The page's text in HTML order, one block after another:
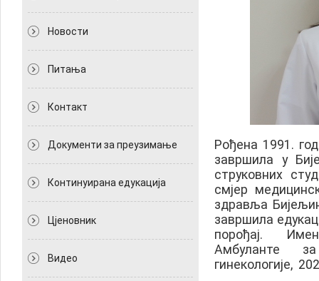
Новости
Питања
Контакт
Документи за преузимање
Континуирана едукација
Цјеновник
Видео
Рођена 1991.
завршила у
струковних
смјер
здравља
завршила
порођај.
Амбуланте за
гинекологије,